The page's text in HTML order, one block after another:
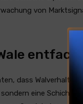
von
dass
eine Schicht